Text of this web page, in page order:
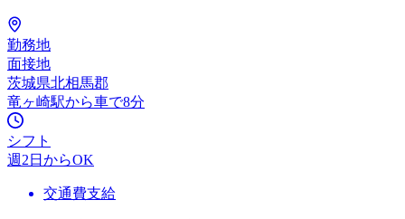
勤務地
面接地
茨城県北相馬郡
竜ヶ崎駅から車で8分
シフト
週2日からOK
交通費支給